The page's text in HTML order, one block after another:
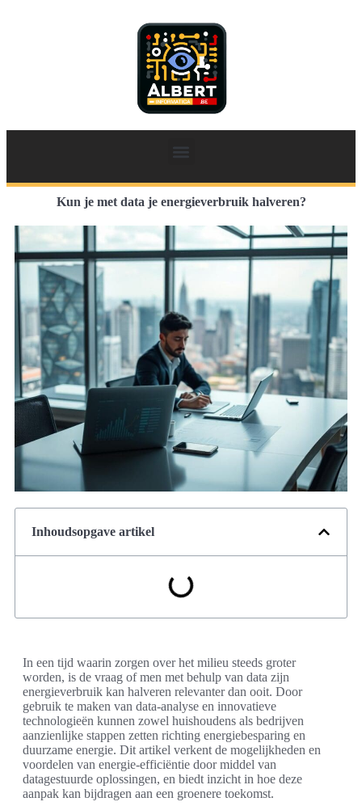
Kun je met data je energieverbruik halveren?
Inhoudsopgave artikel
In een tijd waarin zorgen over het milieu steeds groter
worden, is de vraag of men met behulp van data zijn
energieverbruik kan halveren relevanter dan ooit. Door
gebruik te maken van data-analyse en innovatieve
technologieën kunnen zowel huishoudens als bedrijven
aanzienlijke stappen zetten richting energiebesparing en
duurzame energie. Dit artikel verkent de mogelijkheden en
voordelen van energie-efficiëntie door middel van
datagestuurde oplossingen, en biedt inzicht in hoe deze
aanpak kan bijdragen aan een groenere toekomst.